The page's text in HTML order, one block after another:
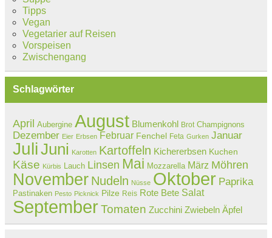
Tipps
Vegan
Vegetarier auf Reisen
Vorspeisen
Zwischengang
Schlagwörter
April Aubergine August Blumenkohl Brot Champignons
Dezember Eier Erbsen Februar Fenchel Feta Gurken Januar
JuliJuni Karotten Kartoffeln Kichererbsen Kuchen
Käse Kürbis Lauch Linsen Mai Mozzarella März Möhren
November Nudeln Nüsse Oktober Paprika
Pastinaken Pesto Picknick Pilze Reis Rote Bete Salat
September Tomaten Zucchini Zwiebeln Äpfel